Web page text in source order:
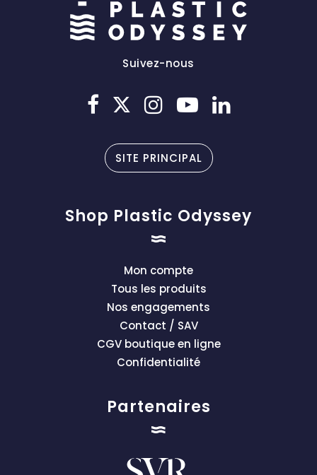
Suivez-nous
SITE PRINCIPAL
Shop Plastic Odyssey
Mon compte
Tous les produits
Nos engagements
Contact / SAV
CGV boutique en ligne
Confidentialité
Partenaires